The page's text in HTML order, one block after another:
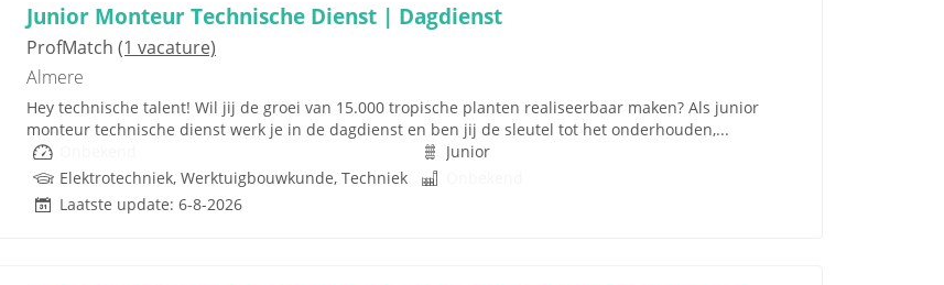
Junior Monteur Technische Dienst | Dagdienst
ProfMatch (1 vacature)
Almere
Hey technische talent! Wil jij de groei van 15.000 tropische planten realiseerbaar maken? Als junior
monteur technische dienst werk je in de dagdienst en ben jij de sleutel tot het onderhouden,...
Junior
Elektrotechniek, Werktuigbouwkunde, Techniek
Laatste update: 6-8-2026